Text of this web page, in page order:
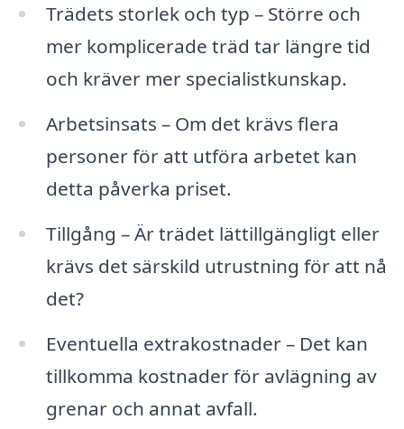
Trädets storlek och typ – Större och
mer komplicerade träd tar längre tid
och kräver mer specialistkunskap.
Arbetsinsats – Om det krävs flera
personer för att utföra arbetet kan
detta påverka priset.
Tillgång – Är trädet lättillgängligt eller
krävs det särskild utrustning för att nå
det?
Eventuella extrakostnader – Det kan
tillkomma kostnader för avlägning av
grenar och annat avfall.